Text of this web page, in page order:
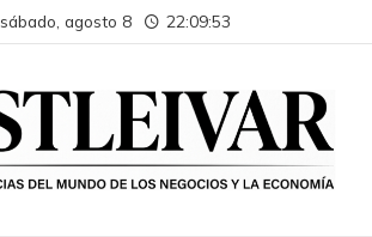
sábado, agosto 8 22:09:54